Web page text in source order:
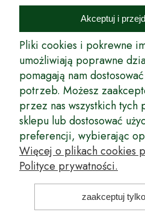
Internetowy Sklep Ogrodniczy
podkarpackich szkółkarzy, której
rynek wysokiej jakości drzewek
innych produktów pozwalających na
i dużych sadów oraz ogrodów.
Wspólnie stworzyliśmy dla Państwa
produkty, dary ziemi ze szkółek
których tradycje sięgają roku 1953.
z najwyższą starannością przez
Długoletnie Doświadczenie sprawiło,
duża odporność na zmienne warunki
oraz niezwykły urodzaj. W ofercie
ogrodniczego: drzewka owocowe,
ozdobne, odmiany jabłoni, sadzonki
amerykańska, róże wielkokwiatowe,
Akceptuj i
Pliki cookies i pokrewne
umożliwiają poprawne
pomagają nam
potrzeb. Możesz
przez nas wszystkich
sklepu lub dostosować
preferencji, wybierając
Więcej o plikach cookies
Polityce prywatności.
zaakceptuj